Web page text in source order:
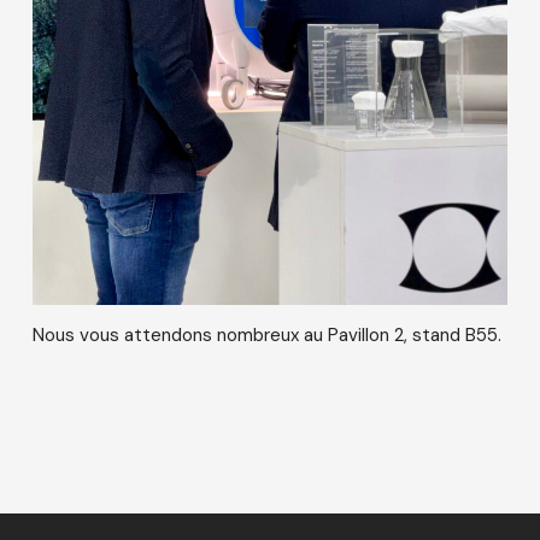
Nous vous attendons nombreux au Pavillon 2, stand B55.